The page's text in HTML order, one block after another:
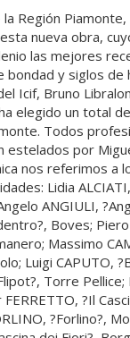
Región
nueva obra,
las mejores
bondad y siglos de
Icif, Bruno
elegido un total
Todos
estelados por
nos referimos a
Lidia
ANGIULI,
Boves;
Massimo
Luigi CAPUTO,
Torre Pellice;
?Il
?Forlino?,